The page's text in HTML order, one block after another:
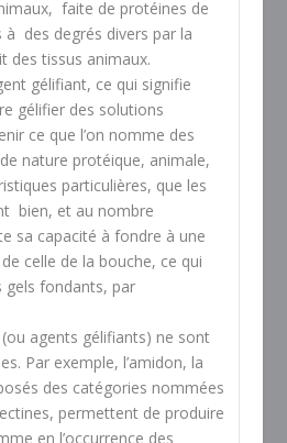
faite de protéines de
des degrés divers par la
des tissus animaux.
gélifiant, ce qui signifie
gélifier des solutions
ce que l’on nomme des
nature protéique, animale,
particulières, que les
bien, et au nombre
sa capacité à fondre à une
celle de la bouche, ce qui
gels fondants, par
agents gélifiants) ne sont
Par exemple, l’amidon, la
des catégories nommées
permettent de produire
en l’occurrence des